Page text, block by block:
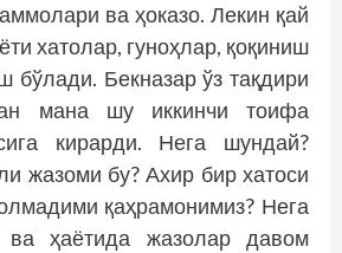
ва ҳоказо. Лекин қай
хатолар, гуноҳлар, қоқиниш
бўлади. Бекназар ўз тақдири
мана шу иккинчи тоифа
кирарди. Нега шундай?
жазоми бу? Ахир бир хатоси
қаҳрамонимиз? Нега
ва ҳаётида жазолар давом